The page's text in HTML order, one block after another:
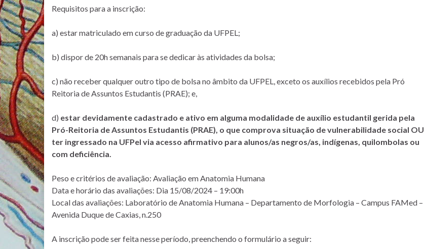
Requisitos para a inscrição:
a) estar matriculado em curso de graduação da UFPEL;
b) dispor de 20h semanais para se dedicar às atividades da bolsa;
c) não receber qualquer outro tipo de bolsa no âmbito da UFPEL, exceto os auxílios recebidos pela Pró
Reitoria de Assuntos Estudantis (PRAE); e,
d) estar devidamente cadastrado e ativo em alguma modalidade de auxílio estudantil gerida pela
Pró-Reitoria de Assuntos Estudantis (PRAE), o que comprova situação de vulnerabilidade social OU
ter ingressado na UFPel via acesso afirmativo para alunos/as negros/as, indígenas, quilombolas ou
com deficiência.
Peso e critérios de avaliação: Avaliação em Anatomia Humana
Data e horário das avaliações: Dia 15/08/2024 – 19:00h
Local das avaliações: Laboratório de Anatomia Humana – Departamento de Morfologia – Campus FAMed –
Avenida Duque de Caxias, n.250
A inscrição pode ser feita nesse período, preenchendo o formulário a seguir: